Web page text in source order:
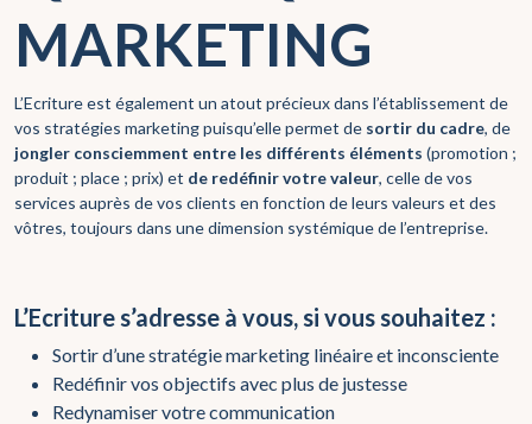
MARKETING
L’Ecriture est également un atout précieux dans l’établissement de
vos stratégies marketing puisqu’elle permet de sortir du cadre, de
jongler consciemment entre les différents éléments (promotion ;
produit ; place ; prix) et de redéfinir votre valeur, celle de vos
services auprès de vos clients en fonction de leurs valeurs et des
vôtres, toujours dans une dimension systémique de l’entreprise.
L’Ecriture s’adresse à vous, si vous souhaitez :
Sortir d’une stratégie marketing linéaire et inconsciente
Redéfinir vos objectifs avec plus de justesse
Redynamiser votre communication